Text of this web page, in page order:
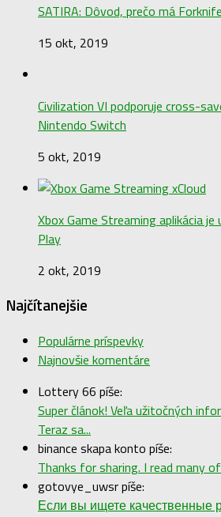
SATIRA: Dôvod, prečo má
15 okt, 2019
Civilization VI podporuje cross-
Nintendo Switch
5 okt, 2019
Xbox Game Streaming aplikácia
Play
2 okt, 2019
Najčítanejšie
Populárne príspevky
Najnovšie komentáre
Lottery 66 píše:
Super článok! Veľa užitočných
Teraz sa...
binance skapa konto píše:
Thanks for sharing. I read many
gotovye_uwsr píše:
Если вы ищете качественные